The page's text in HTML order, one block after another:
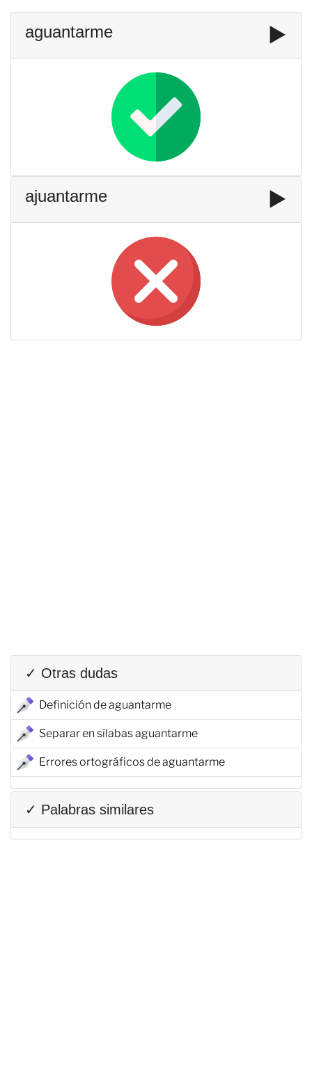
aguantarme ▶️
ajuantarme ▶️
✓ Otras dudas
Definición de aguantarme
Separar en sílabas aguantarme
Errores ortográficos de aguantarme
✓ Palabras similares